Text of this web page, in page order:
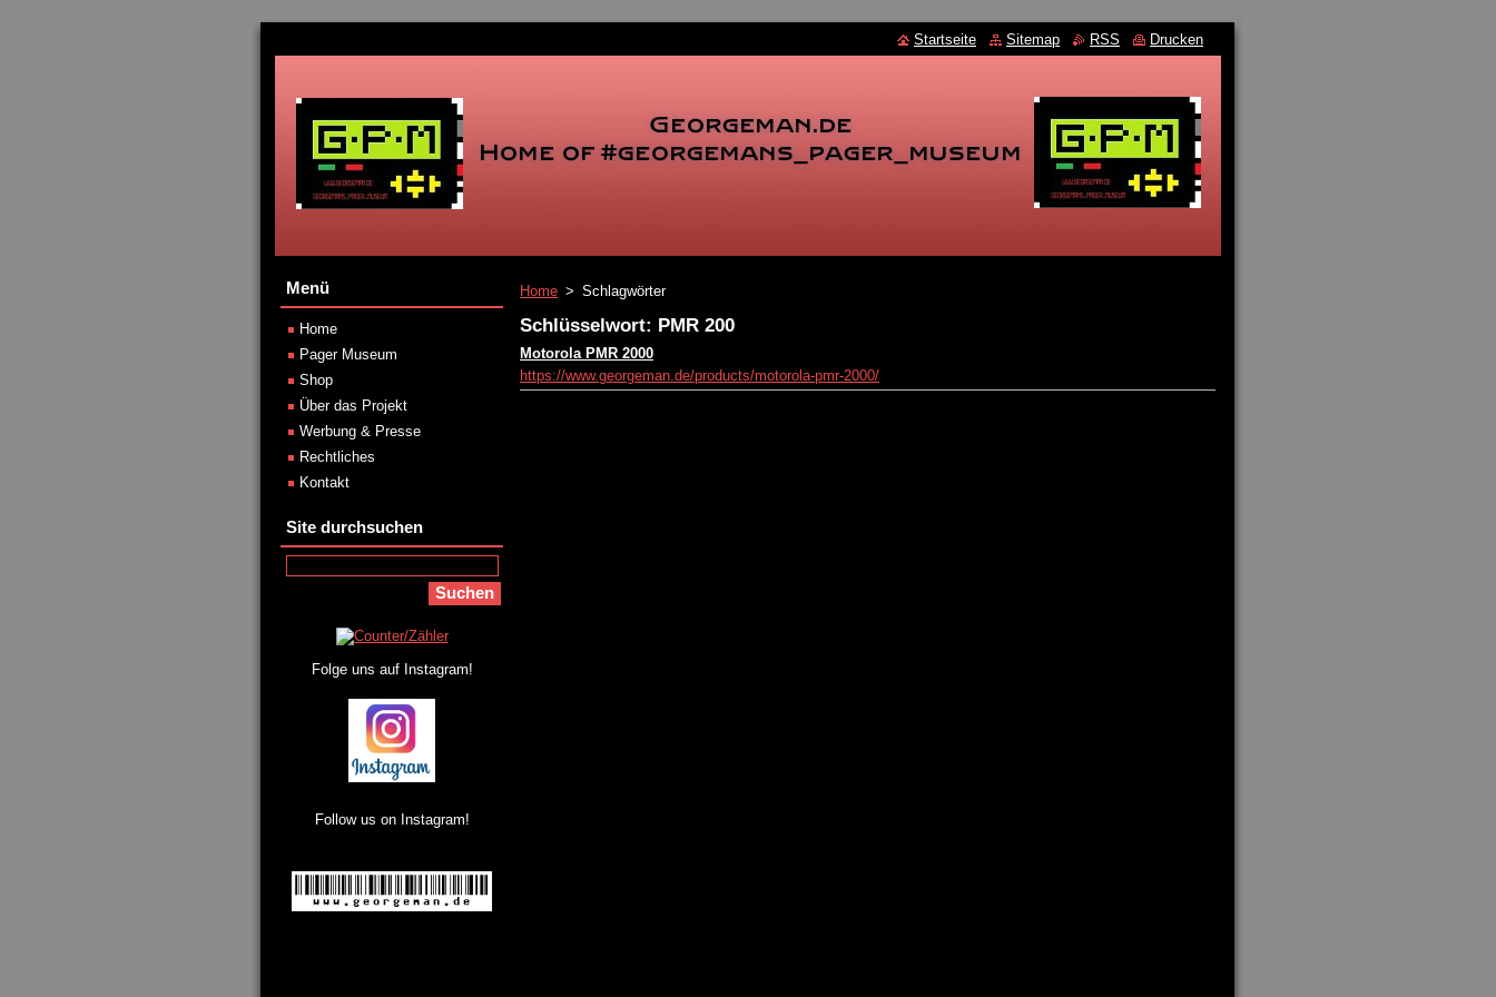
Home > Schlagwörter
Schlüsselwort: PMR 200
Motorola PMR 2000
https://www.georgeman.de/products/motorola-pmr-2000/
Menü
Home
Pager Museum
Shop
Über das Projekt
Werbung & Presse
Rechtliches
Kontakt
Site durchsuchen
Folge uns auf Instagram!
Follow us on Instagram!
Startseite Sitemap RSS Drucken